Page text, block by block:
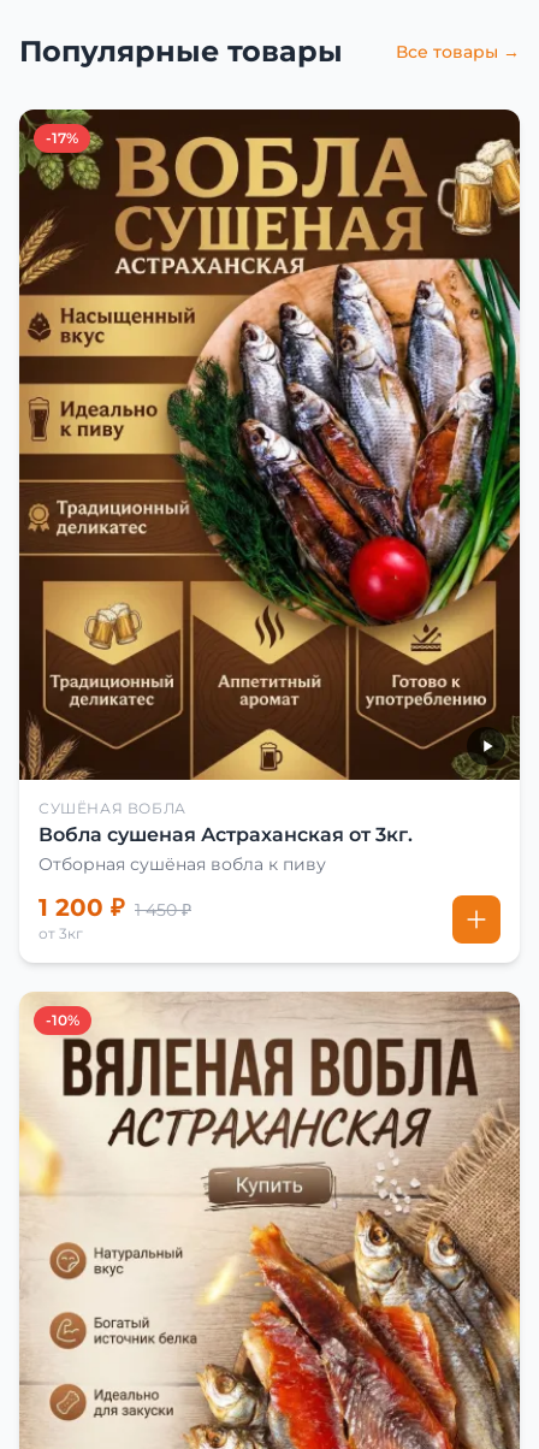
Популярные товары Все товары →
-17%
СУШЁНАЯ ВОБЛА
Вобла сушеная Астраханская от 3кг.
Отборная сушёная вобла к пиву
1 200 ₽ 1 450 ₽
от 3кг
-10%